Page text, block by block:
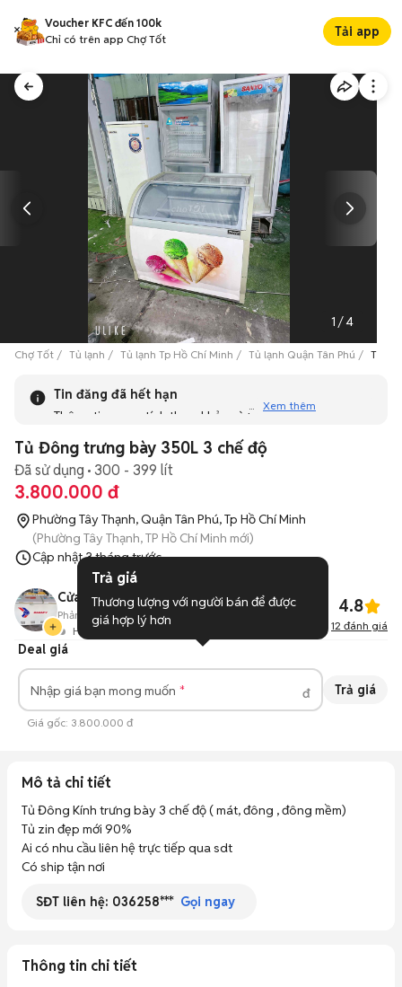
Voucher KFC đến 100k
Chỉ có trên app Chợ Tốt
Tải app
1 /4
Chợ Tốt Tủ lạnh Tủ lạnh Tp Hồ Chí Minh Tủ lạnh Quận Tân Phú Tủ
Tin đăng đã hết hạn
Thông tin mang tính tham khảo và bạn không thể liên hệ
tương tự khác dưới đây nhé!
Xem thêm
Tủ Đông trưng bày 350L 3 chế độ
Đã sử dụng 300 - 399 lít
3.800.000 đ
Phường Tây Thạnh, Quận Tân Phú, Tp Hồ Chí Minh
(Phường Tây Thạnh, TP Hồ Chí Minh mới)
Cập nhật3 tháng trước
Cửa hàng Duy Ninh Bùi
Hoạt động 31 phút trước
Phản hồi: 89%239 Đã bán 4.8
12 đánh giá
Deal giá
Nhập giá bạn mong muốn đ Trả giá
Giá gốc: 3.800.000 đ
Mô tả chi tiết
Tủ Đông Kính trưng bày 3 chế độ ( mát, đông , đông mềm)
Tủ zin đẹp mới 90%
Ai có nhu cầu liên hệ trực tiếp qua sdt
Có ship tận nơi
SĐT liên hệ: 036258*** Gọi ngay
Thông tin chi tiết
Trả giá
Thương lượng với người bán để được
giá hợp lý hơn